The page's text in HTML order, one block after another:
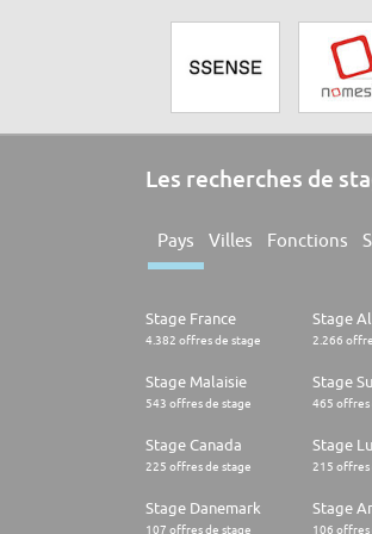
Les recherches de
Pays Villes Fonctions
Stage France
4.382 offres de stage
Stage
2.266
Stage Malaisie
543 offres de stage
Stage
465 offres
Stage Canada
225 offres de stage
Stage
215 offres
Stage Danemark
107 offres de stage
Stage
106 offres